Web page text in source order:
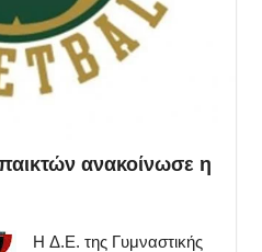
ανακοίνωσε η
H Δ.Ε. της Γυμναστικής